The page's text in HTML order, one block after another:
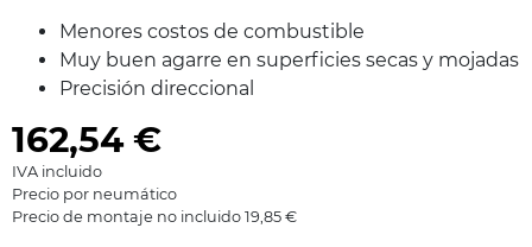
Menores costos de combustible
Muy buen agarre en superficies secas y mojadas
Precisión direccional
162,54€
IVA incluido
Precio por neumático
Precio de montaje no incluido 19,85 €